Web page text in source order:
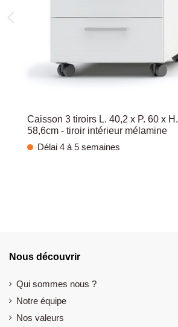
Caisson 3 tiroirs L. 40,2 x P. 60 x H.
58,6cm - tiroir intérieur mélamine
Délai 4 à 5 semaines
Nous découvrir
Qui sommes nous ?
Notre équipe
Nos valeurs